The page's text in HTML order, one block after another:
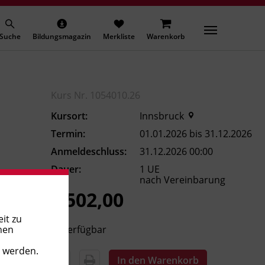
Suche Bildungsmagazin Merkliste Warenkorb
Kurs Nr. 1054010.26
Kursort:
Innsbruck
Termin:
01.01.2026 bis 31.12.2026
Anmeldeschluss:
31.12.2026 00:00
Dauer:
1 UE
nach Vereinbarung
€ 502,00
Verfügbar
In den Warenkorb
zu